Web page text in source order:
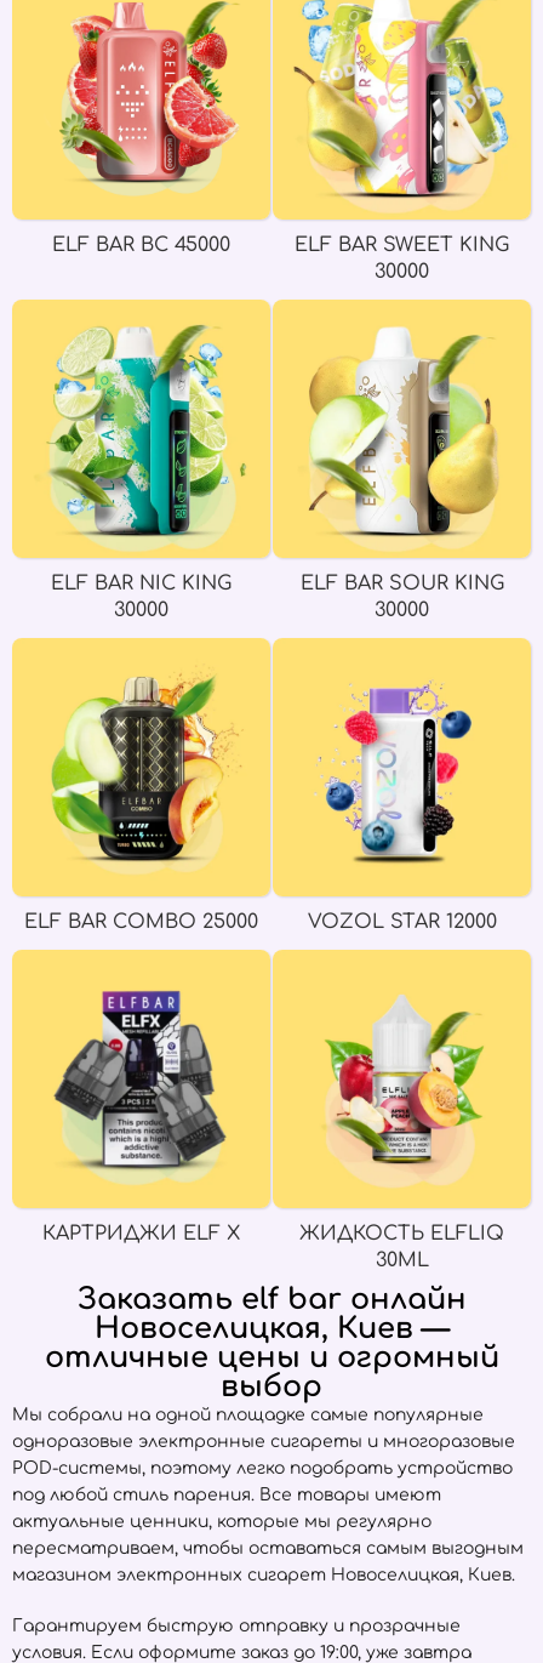
ELF BAR BC 45000
ELF BAR SWEET KING
30000
ELF BAR NIC KING
30000
ELF BAR SOUR KING
30000
ELF BAR COMBO 25000 VOZOL STAR 12000
КАРТРИДЖИ ELF X
ЖИДКОСТЬ ELFLIQ
30ML
Заказать elf bar онлайн
Новоселицкая, Киев —
отличные цены и огромный
выбор
Мы собрали на одной площадке самые популярные
одноразовые электронные сигареты и многоразовые
POD-системы, поэтому легко подобрать устройство
под любой стиль парения. Все товары имеют
актуальные ценники, которые мы регулярно
пересматриваем, чтобы оставаться самым выгодным
магазином электронных сигарет Новоселицкая, Киев.
Гарантируем быструю отправку и прозрачные
условия. Если оформите заказ до 19:00, уже завтра